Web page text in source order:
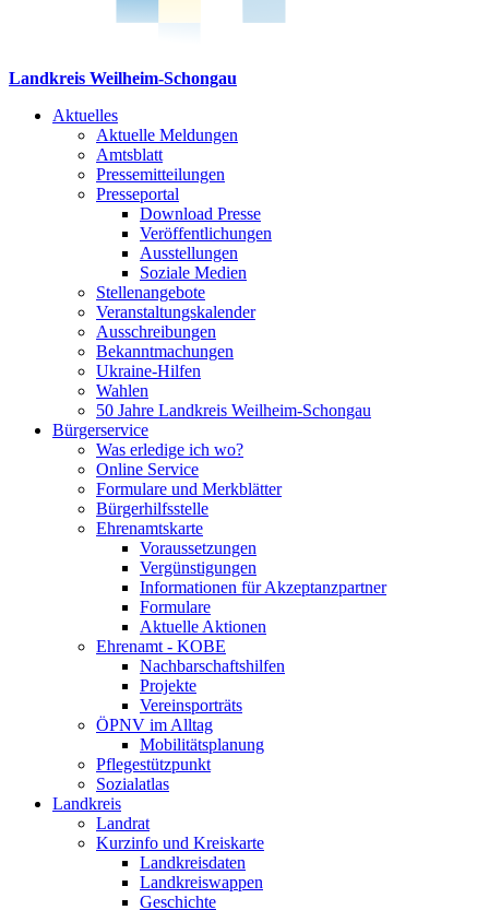
Landkreis Weilheim-Schongau
Aktuelles
Aktuelle Meldungen
Amtsblatt
Pressemitteilungen
Presseportal
Download Presse
Veröffentlichungen
Ausstellungen
Soziale Medien
Stellenangebote
Veranstaltungskalender
Ausschreibungen
Bekanntmachungen
Ukraine-Hilfen
Wahlen
50 Jahre Landkreis Weilheim-Schongau
Bürgerservice
Was erledige ich wo?
Online Service
Formulare und Merkblätter
Bürgerhilfsstelle
Ehrenamtskarte
Voraussetzungen
Vergünstigungen
Informationen für Akzeptanzpartner
Formulare
Aktuelle Aktionen
Ehrenamt - KOBE
Nachbarschaftshilfen
Projekte
Vereinsporträts
ÖPNV im Alltag
Mobilitätsplanung
Pflegestützpunkt
Sozialatlas
Landkreis
Landrat
Kurzinfo und Kreiskarte
Landkreisdaten
Landkreiswappen
Geschichte